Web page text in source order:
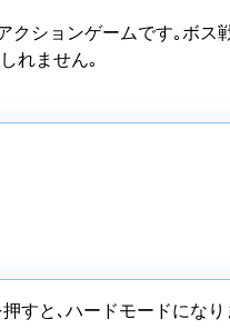
クションゲームです｡ボス
れません｡
すと､ハードモードになり